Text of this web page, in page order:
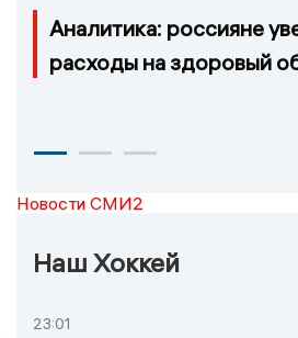
Аналитика: россияне
расходы на здоровый
Новости СМИ2
Наш Хоккей
23:01